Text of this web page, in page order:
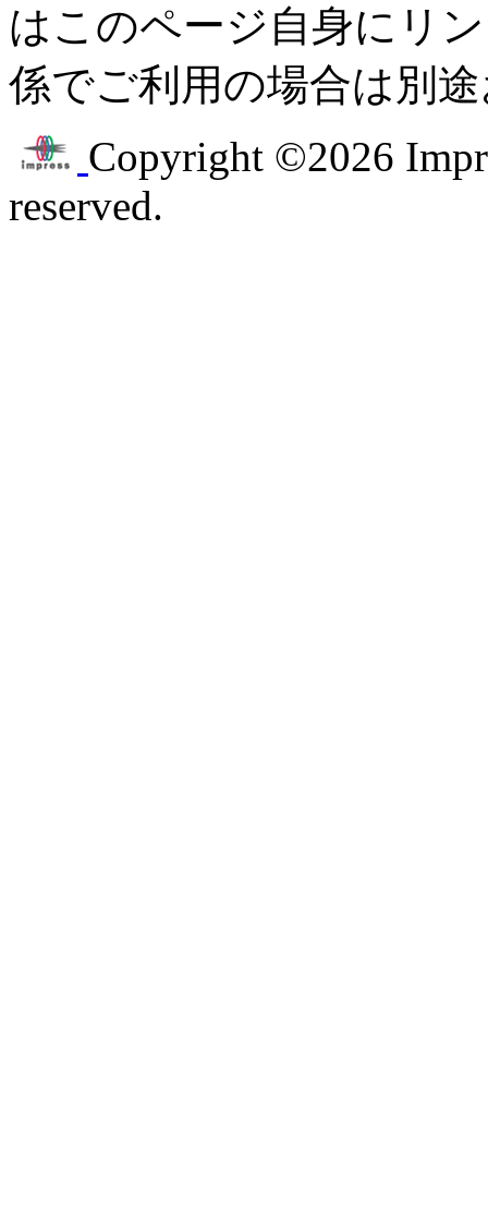
はこのページ自身にリ
係でご利用の場合は別
Copyright ©2026
reserved.